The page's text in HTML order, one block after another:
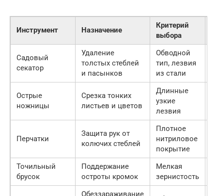
Инструмент Назначение
Критерий
выбора
Садовый
секатор
Удаление
толстых стеблей
и пасынков
Обводной
тип, лезвия
из стали
Острые
ножницы
Срезка тонких
листьев и цветов
Длинные
узкие
лезвия
Перчатки
Защита рук от
колючих стеблей
Плотное
нитриловое
покрытие
Точильный
брусок
Поддержание
остроты кромок
Мелкая
зернистость
Обеззараживание